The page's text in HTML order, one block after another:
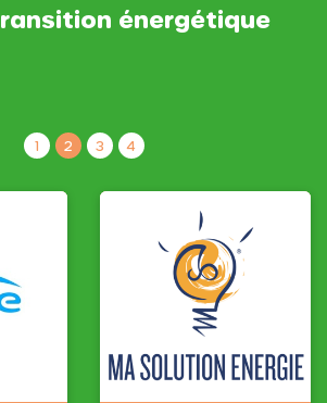
énergétique
1 2 3 4